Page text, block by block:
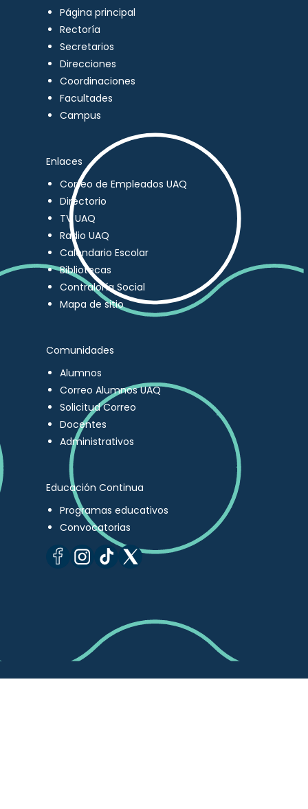
Página principal
Rectoría
Secretarios
Direcciones
Coordinaciones
Facultades
Campus
Enlaces
Correo de Empleados UAQ
Directorio
TV UAQ
Radio UAQ
Calendario Escolar
Bibliotecas
Contraloría Social
Mapa de sitio
Comunidades
Alumnos
Correo Alumnos UAQ
Solicitud Correo
Docentes
Administrativos
Educación Continua
Programas educativos
Convocatorias